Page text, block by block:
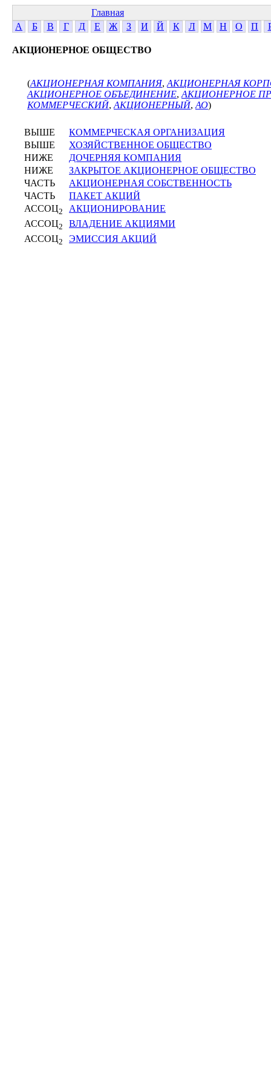
Главная
А
Б В Г Д Е Ж З И Й К Л М Н О П
АКЦИОНЕРНОЕ ОБЩЕСТВО
(АКЦИОНЕРНАЯ КОМПАНИЯ, АКЦИОНЕРНАЯ
АКЦИОНЕРНОЕ ОБЪЕДИНЕНИЕ, АКЦИОНЕРНОЕ
КОММЕРЧЕСКИЙ, АКЦИОНЕРНЫЙ, АО)
ВЫШЕ
КОММЕРЧЕСКАЯ ОРГАНИЗАЦИЯ
ВЫШЕ
ХОЗЯЙСТВЕННОЕ ОБЩЕСТВО
НИЖЕ
ДОЧЕРНЯЯ КОМПАНИЯ
НИЖЕ
ЗАКРЫТОЕ АКЦИОНЕРНОЕ ОБЩЕСТВО
ЧАСТЬ
АКЦИОНЕРНАЯ СОБСТВЕННОСТЬ
ЧАСТЬ
ПАКЕТ АКЦИЙ
АССОЦ2
АКЦИОНИРОВАНИЕ
АССОЦ2
ВЛАДЕНИЕ АКЦИЯМИ
АССОЦ2 ЭМИССИЯ АКЦИЙ